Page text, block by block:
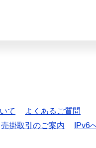
て
よくあるご質問
売掛取引のご案内
IPv6